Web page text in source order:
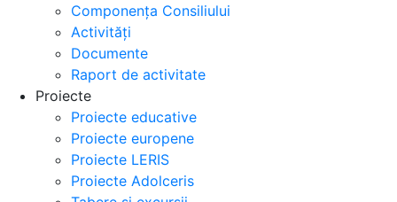
Componența Consiliului
Activități
Documente
Raport de activitate
Proiecte
Proiecte educative
Proiecte europene
Proiecte LERIS
Proiecte Adolceris